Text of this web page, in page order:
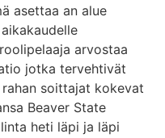
asettaa an alue
arvostaa
jotka tervehtivät
soittajat kokevat
Beaver State
heti läpi ja läpi